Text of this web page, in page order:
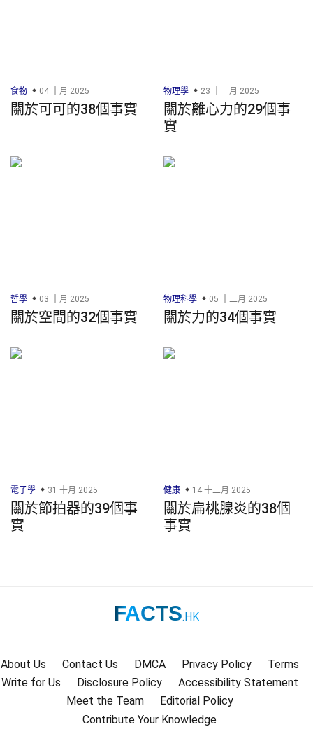
食物 04 十月 2025
關於可可的38個事實
物理學 23 十一月 2025
關於離心力的29個事
實
哲學 03 十月 2025
關於空間的32個事實
物理科學 05 十二月 2025
關於力的34個事實
電子學 31 十月 2025
關於節拍器的39個事
實
健康 14 十二月 2025
關於扁桃腺炎的38個
事實
FACTS.HK
About Us Contact Us DMCA Privacy Policy
Terms
Write for Us
Disclosure Policy
Accessibility Statement
Meet the Team
Editorial Policy
Contribute Your Knowledge